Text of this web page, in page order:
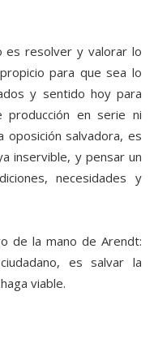
es resolver y valorar lo
para que sea lo
y sentido hoy para
en serie ni
oposición salvadora, es
inservible, y pensar un
necesidades y
de la mano de Arendt:
es salvar la
viable.